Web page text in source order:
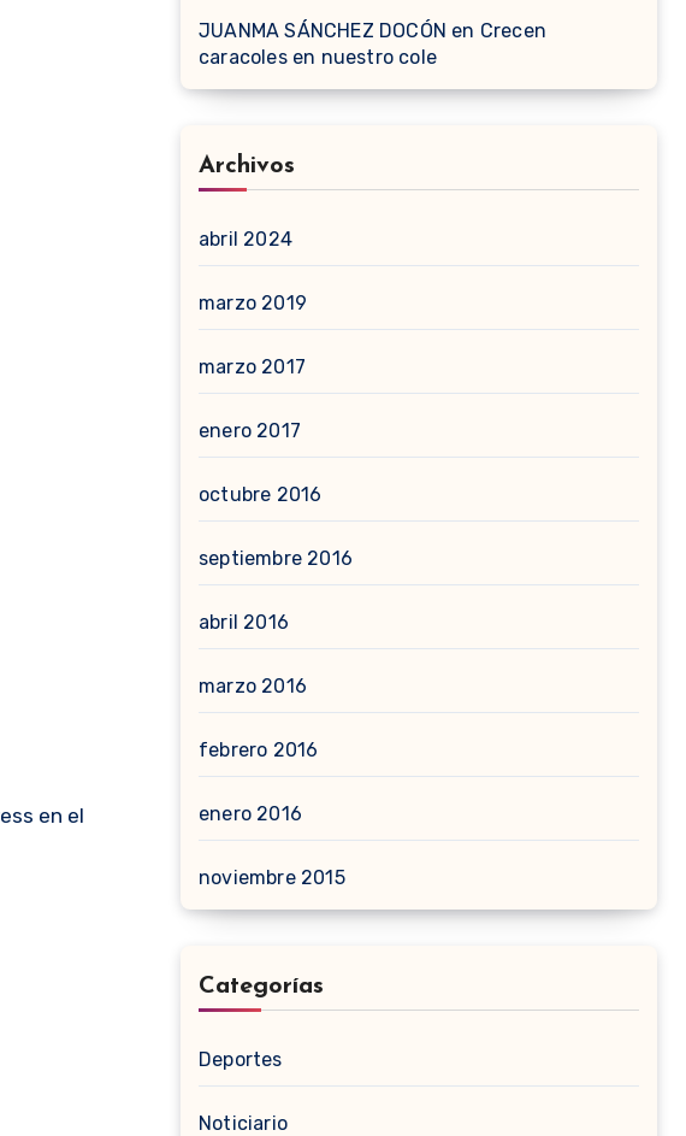
JUANMA SÁNCHEZ DOCÓN en Crecen
caracoles en nuestro cole
Archivos
abril 2024
marzo 2019
marzo 2017
enero 2017
octubre 2016
septiembre 2016
abril 2016
marzo 2016
febrero 2016
enero 2016
noviembre 2015
Categorías
Deportes
Noticiario